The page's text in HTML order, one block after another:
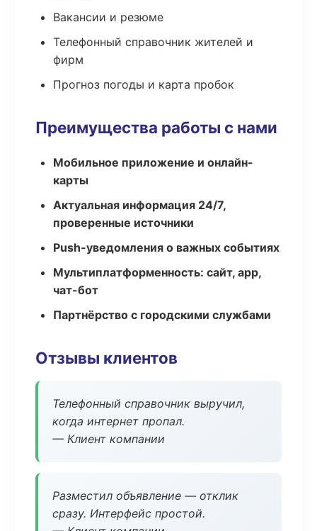
Вакансии и резюме
Телефонный справочник жителей и
фирм
Прогноз погоды и карта пробок
Преимущества работы с нами
Мобильное приложение и онлайн-
карты
Актуальная информация 24/7,
проверенные источники
Push-уведомления о важных событиях
Мультиплатформенность: сайт, app,
чат-бот
Партнёрство с городскими службами
Отзывы клиентов
Телефонный справочник выручил,
когда интернет пропал.
— Клиент компании
Разместил объявление — отклик
сразу. Интерфейс простой.